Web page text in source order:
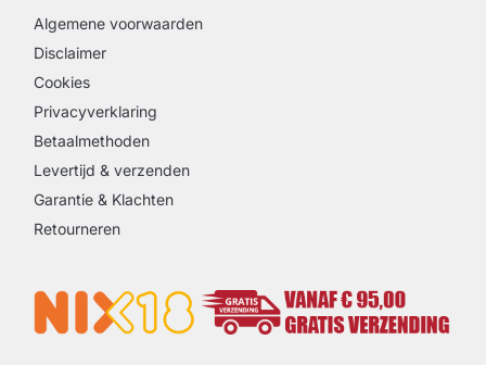
Algemene voorwaarden
Disclaimer
Cookies
Privacyverklaring
Betaalmethoden
Levertijd & verzenden
Garantie & Klachten
Retourneren